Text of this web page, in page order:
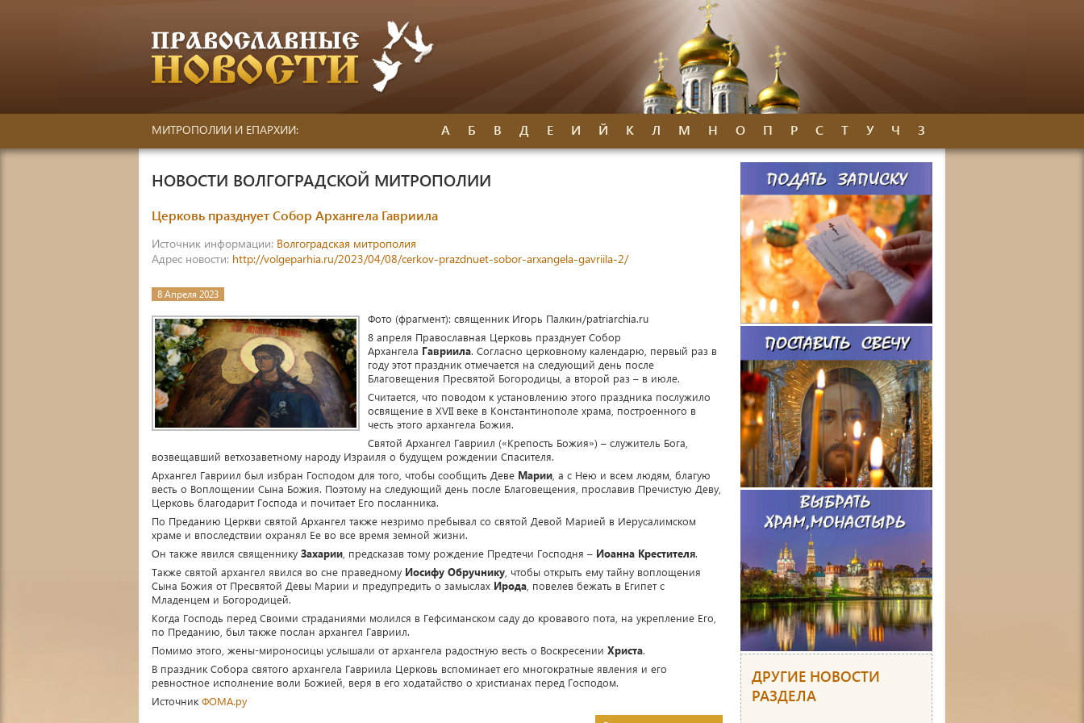
МИТРОПОЛИИ И ЕПАРХИИ: А Б В Д Е И Й К Л М Н О П Р С Т У Ч З
НОВОСТИ ВОЛГОГРАДСКОЙ МИТРОПОЛИИ
Церковь празднует Собор Архангела Гавриила
Источник информации: Волгоградская митрополия
Адрес новости: http://volgeparhia.ru/2023/04/08/cerkov-prazdnuet-sobor-arxangela-gavriila-2/
8 Апреля 2023
Фото (фрагмент): священник Игорь Палкин/patriarchia.ru
8 апреля Православная Церковь празднует Собор
Архангела Гавриила. Согласно церковному календарю, первый раз в
году этот праздник отмечается на следующий день после
Благовещения Пресвятой Богородицы, а второй раз – в июле.
Считается, что поводом к установлению этого праздника послужило
освящение в XVII веке в Константинополе храма, построенного в
честь этого архангела Божия.
Святой Архангел Гавриил («Крепость Божия») – служитель Бога,
возвещавший ветхозаветному народу Израиля о будущем рождении Спасителя.
Архангел Гавриил был избран Господом для того, чтобы сообщить Деве Марии , а с Нею и всем людям, благую
весть о Воплощении Сына Божия. Поэтому на следующий день после Благовещения, прославив Пречистую Деву,
Церковь благодарит Господа и почитает Его посланника.
По Преданию Церкви святой Архангел также незримо пребывал со святой Девой Марией в Иерусалимском
храме и впоследствии охранял Ее во все время земной жизни.
Он также явился священнику Захарии , предсказав тому рождение Предтечи Господня – Иоанна Крестителя.
Также святой архангел явился во сне праведному Иосифу Обручнику , чтобы открыть ему тайну воплощения
Сына Божия от Пресвятой Девы Марии и предупредить о замыслах Ирода , повелев бежать в Египет с
Младенцем и Богородицей.
Когда Господь перед Своими страданиями молился в Гефсиманском саду до кровавого пота, на укрепление Его,
по Преданию, был также послан архангел Гавриил.
Помимо этого, жены-мироносицы услышали от архангела радостную весть о Воскресении Христа.
В праздник Собора святого архангела Гавриила Церковь вспоминает его многократные явления и его
ревностное исполнение воли Божией, веря в его ходатайство о христианах перед Господом.
Источник ФОМА.ру
ДРУГИЕ НОВОСТИ
РАЗДЕЛА